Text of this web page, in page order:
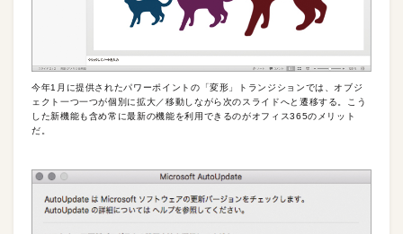
今年1月に提供されたパワーポイントの「変形」トランジションでは、オブジ
ェクト一つ一つが個別に拡大／移動しながら次のスライドへと遷移する。こう
した新機能も含め常に最新の機能を利用できるのがオフィス365のメリット
だ。